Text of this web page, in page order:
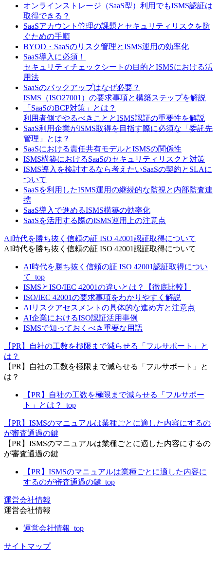
オンラインストレージ（SaaS型）利用でもISMS認証は
取得できる？
SaaSアカウント管理の課題とセキュリティリスクを防
ぐための手順
BYOD・SaaSのリスク管理とISMS運用の効率化
SaaS導入に必須！
セキュリティチェックシートの目的とISMSにおける活
用法
SaaSのバックアップはなぜ必要？
ISMS（ISO27001）の要求事項と構築ステップを解説
「SaaSのBCP対策」とは？
利用者側でやるべきこととISMS認証の重要性を解説
SaaS利用企業がISMS取得を目指す際に必須な「委託先
管理」とは？
SaaSにおける責任共有モデルとISMSの関係性
ISMS構築におけるSaaSのセキュリティリスクと対策
ISMS導入を検討するなら考えたいSaaSの契約とSLAに
ついて
SaaSを利用したISMS運用の継続的な監視と内部監査連
携
SaaS導入で進めるISMS構築の効率化
SaaSを活用する際のISMS運用上の注意点
AI時代を勝ち抜く信頼の証 ISO 42001認証取得について
AI時代を勝ち抜く信頼の証 ISO 42001認証取得について
AI時代を勝ち抜く信頼の証 ISO 42001認証取得につい
て_top
ISMSとISO/IEC 42001の違いとは？【徹底比較】
ISO/IEC 42001の要求事項をわかりやすく解説
AIリスクアセスメントの具体的な進め方と注意点
AI企業におけるISO認証活用事例
ISMSで知っておくべき重要な用語
【PR】自社の工数を極限まで減らせる「フルサポート」と
は？
【PR】自社の工数を極限まで減らせる「フルサポート」と
は？
【PR】自社の工数を極限まで減らせる「フルサポー
ト」とは？_top
【PR】ISMSのマニュアルは業種ごとに適した内容にするの
が審査通過の鍵
【PR】ISMSのマニュアルは業種ごとに適した内容にするの
が審査通過の鍵
【PR】ISMSのマニュアルは業種ごとに適した内容に
するのが審査通過の鍵_top
運営会社情報
運営会社情報
運営会社情報_top
サイトマップ